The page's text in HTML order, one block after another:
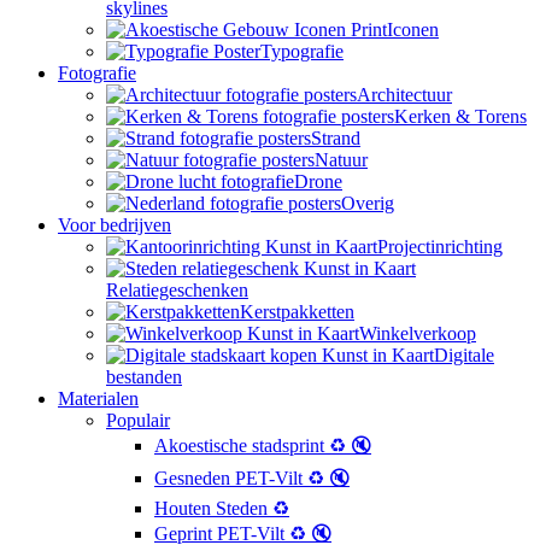
skylines
Iconen
Typografie
Fotografie
Architectuur
Kerken & Torens
Strand
Natuur
Drone
Overig
Voor bedrijven
Projectinrichting
Relatiegeschenken
Kerstpakketten
Winkelverkoop
Digitale
bestanden
Materialen
Populair
Akoestische stadsprint ♻️ 🔇
Gesneden PET-Vilt ♻️ 🔇
Houten Steden ♻️
Geprint PET-Vilt ♻️ 🔇